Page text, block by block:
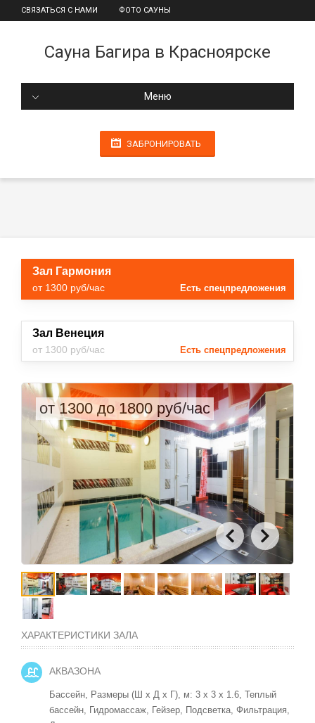
СВЯЗАТЬСЯ С НАМИ ФОТО САУНЫ
Сауна Багира в Красноярске
Меню
ЗАБРОНИРОВАТЬ
Зал Гармония
от 1300 руб/час Есть спецпредложения
Зал Венеция
от 1300 руб/час Есть спецпредложения
от 1300 до 1800 руб/час
ХАРАКТЕРИСТИКИ ЗАЛА
АКВАЗОНА
Бассейн, Размеры (Ш x Д x Г), м: 3 x 3 x 1.6, Теплый
бассейн, Гидромассаж, Гейзер, Подсветка, Фильтрация,